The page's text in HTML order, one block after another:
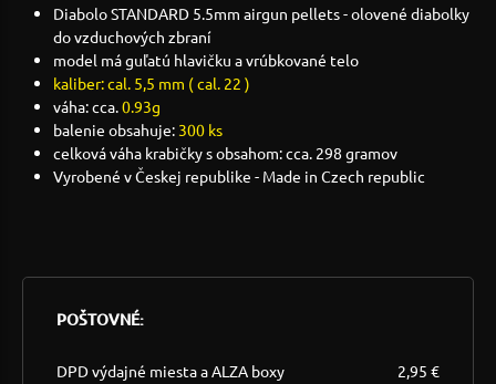
Diabolo STANDARD 5.5mm airgun pellets - olovené diabolky
do vzduchových zbraní
model má guľatú hlavičku a vrúbkované telo
kaliber: cal. 5,5 mm ( cal. 22 )
váha: cca.0.93g
balenie obsahuje: 300 ks
celková váha krabičky s obsahom: cca. 298 gramov
Vyrobené v Českej republike - Made in Czech republic
POŠTOVNÉ:
DPD výdajné miesta a ALZA boxy
2,95 €